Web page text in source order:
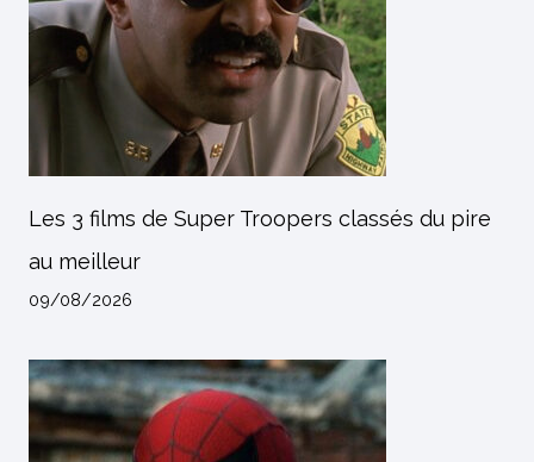
Les 3 films de Super Troopers classés du pire
au meilleur
09/08/2026